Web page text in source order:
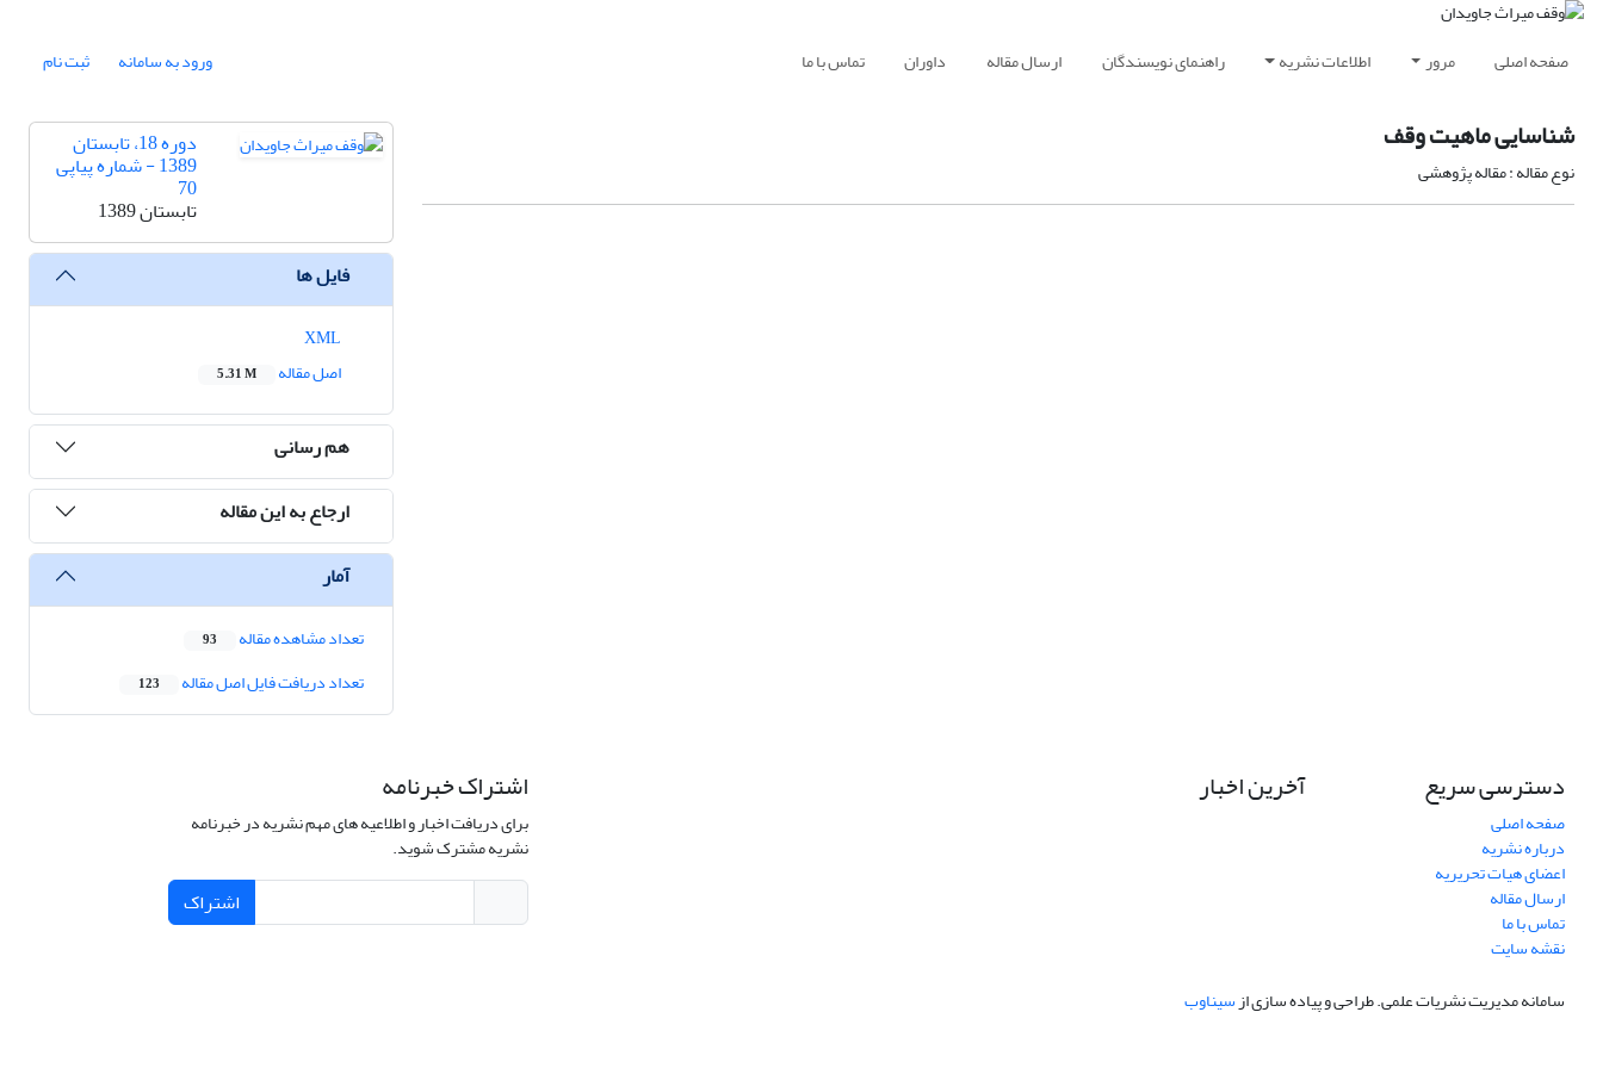
صفحه اصلی مرور اطلاعات نشریه راهنمای نویسندگان ارسال مقاله داوران تماس با ما ورود به سامانه ثبت نام
شناسایی ماهیت وقف
نوع مقاله : مقاله پژوهشی
دوره 18، تابستان
1389 - شماره پیاپی
70
تابستان 1389
فایل ها
اصل مقاله
5.31 M
هم رسانی
ارجاع به این مقاله
آمار
تعداد مشاهده مقاله 93
تعداد دریافت فایل اصل مقاله 123
دسترسی سریع
صفحه اصلی
درباره نشریه
اعضای هیات تحریریه
ارسال مقاله
تماس با ما
نقشه سایت
آخرین اخبار اشتراک خبرنامه
برای دریافت اخبار و اطلاعیه های مهم نشریه در خبرنامه
نشریه مشترک شوید.
اشتراک
سامانه مدیریت نشریات علمی.طراحی و پیاده سازی ازسیناوب